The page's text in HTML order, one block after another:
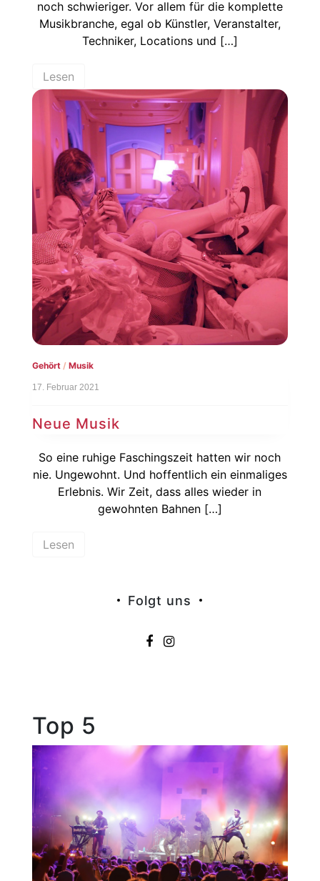
noch schwieriger. Vor allem für die komplette
Musikbranche, egal ob Künstler, Veranstalter,
Techniker, Locations und […]
Lesen
Gehört/ Musik
17. Februar 2021
Neue Musik
So eine ruhige Faschingszeit hatten wir noch
nie. Ungewohnt. Und hoffentlich ein einmaliges
Erlebnis. Wir Zeit, dass alles wieder in
gewohnten Bahnen […]
Lesen
Folgt uns
Top 5